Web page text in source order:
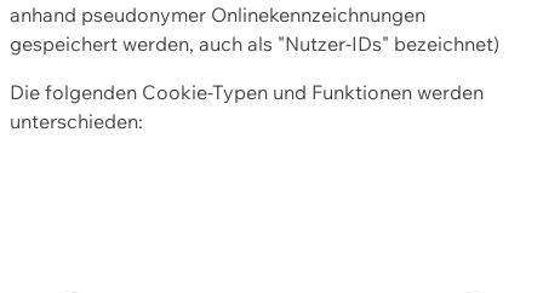
anhand pseudonymer Onlinekennzeichnungen
gespeichert werden, auch als "Nutzer-IDs" bezeichnet)
Die folgenden Cookie-Typen und Funktionen werden
unterschieden: